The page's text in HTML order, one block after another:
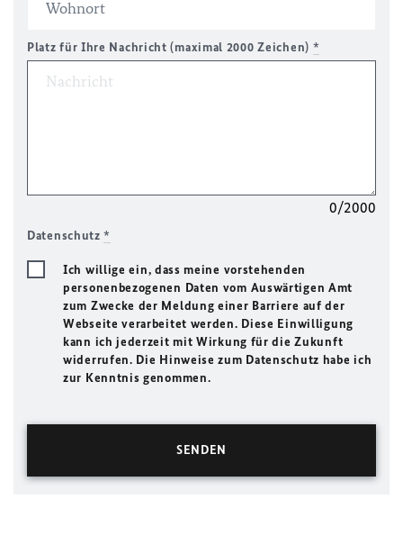
Platz für Ihre Nachricht (maximal 2000 Zeichen) *
0/2000
Datenschutz*
Ich willige ein, dass meine vorstehenden
personenbezogenen Daten vom Auswärtigen Amt
zum Zwecke der Meldung einer Barriere auf der
Webseite verarbeitet werden. Diese Einwilligung
kann ich jederzeit mit Wirkung für die Zukunft
widerrufen. Die Hinweise zum Datenschutz habe ich
zur Kenntnis genommen.